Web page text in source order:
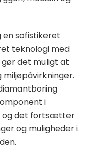
sofistikeret
teknologi med
det muligt at
i
og det fortsætter
og muligheder i